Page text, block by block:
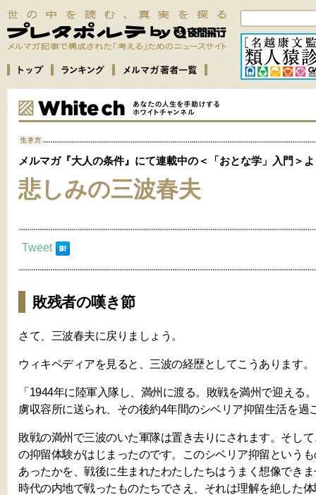
メルマガ『大人の条件』にて連載中の＜「おとな学」入門＞
悲しみの三波春夫
Tweet
敗残者の嘆き節
さて、三波春夫に戻りましょう。
ウィキペディアを見ると、三波の経歴としてこうあります。
「1944年に陸軍入隊し、満州に渡る。敗戦を満州で迎える
虜収容所に送られ、その後約4年間のシベリア抑留生活を過
敗戦の満州で三波のいた軍隊は置き去りにされます。そし
の抑留体験がはじまったのです。このシベリア抑留という
あったかを、戦後に生まれたわたしたちはうまく想像でき
時代の内地で戦ったものたちでさえ、それは理解を絶した